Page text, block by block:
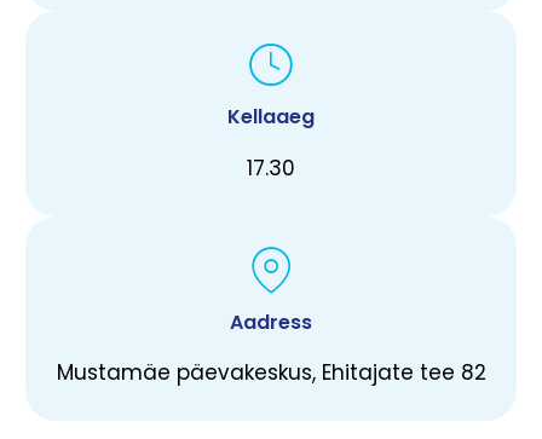
Kellaaeg
17.30
Aadress
Mustamäe päevakeskus, Ehitajate tee 82